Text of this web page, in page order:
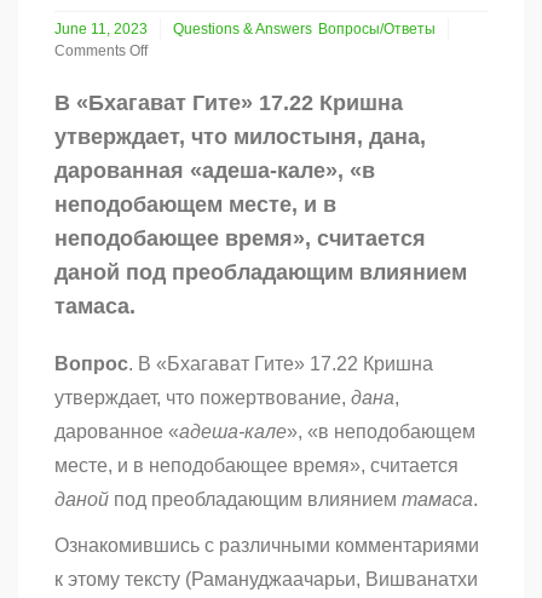
June 11, 2023 Questions & Answers Вопросы/Ответы
Comments Off
Соображения
о
чистоте,
В «Бхагават Гите» 17.22 Кришна
утверждает, что милостыня, дана,
дарованная «адеша-кале», «в
неподобающем месте, и в
неподобающее время», считается
даной под преобладающим влиянием
тамаса.
Вопрос. В «Бхагават Гите» 17.22 Кришна
утверждает, что пожертвование, дана,
дарованное «адеша-кале», «в неподобающем
месте, и в неподобающее время», считается
даной под преобладающим влиянием тамаса.
Ознакомившись с различными комментариями
к этому тексту (Рамануджаачарьи, Вишванатхи